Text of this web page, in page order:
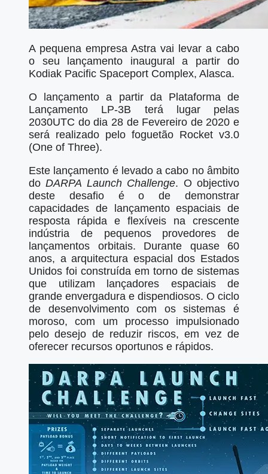
A pequena empresa Astra vai levar a cabo
o seu lançamento inaugural a partir do
Kodiak Pacific Spaceport Complex, Alasca.
O lançamento a partir da Plataforma de
Lançamento LP-3B terá lugar pelas
2030UTC do dia 28 de Fevereiro de 2020 e
será realizado pelo foguetão Rocket v3.0
(One of Three).
Este lançamento é levado a cabo no âmbito
doDARPA Launch Challenge. O objectivo
deste desafio é o de demonstrar
capacidades de lançamento espaciais de
resposta rápida e flexíveis na crescente
indústria de pequenos provedores de
lançamentos orbitais. Durante quase 60
anos, a arquitectura espacial dos Estados
Unidos foi construída em torno de sistemas
que utilizam lançadores espaciais de
grande envergadura e dispendiosos. O ciclo
de desenvolvimento com os sistemas é
moroso, com um processo impulsionado
pelo desejo de reduzir riscos, em vez de
oferecer recursos oportunos e rápidos.